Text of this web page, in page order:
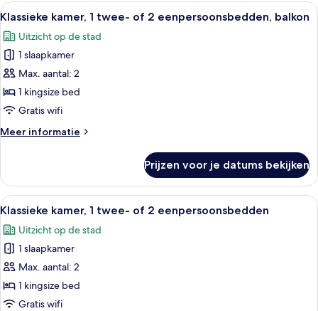
Alle
foto's
voor
Klassieke
kamer,
1
twee-
2
laden
Een moderne hotelkamer met een
3
Klassieke kamer, 1 twee- of 2 eenpersoonsbedden, balkon
Uitzicht op de stad
1 slaapkamer
Max. aantal: 2
1 kingsize bed
Gratis wifi
Meer informatie
Meer
kamer,
twee-
2
eenpersoonsbedden,
balkon
Prijzen voor je datums bekijken
Alle
foto's
voor
Klassieke
kamer,
1
twee-
Een moderne hotelkamer met een
2
Klassieke kamer, 1 twee- of 2 eenpersoonsbedden
Uitzicht op de stad
1 slaapkamer
Max. aantal: 2
1 kingsize bed
Gratis wifi